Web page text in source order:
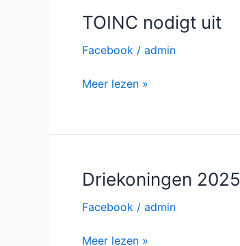
TOINC nodigt uit
Facebook / admin
TOINC
Meer lezen »
Driekoningen 2025
Facebook / admin
Driekoningen
Meer lezen »